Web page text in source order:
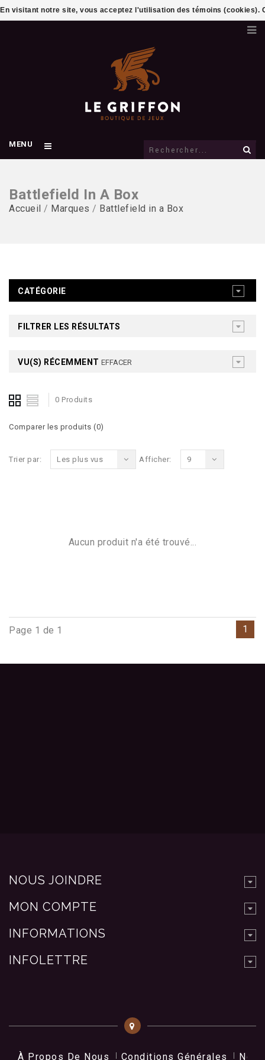
MENU
Battlefield In A Box
Accueil / Marques / Battlefield in a Box
CATÉGORIE
FILTRER LES RÉSULTATS
VU(S) RÉCEMMENT EFFACER
0 Produits
Comparer les produits (0)
Trier par: Les plus vus Afficher: 9
Aucun produit n'a été trouvé...
Page 1 de 1 1
NOUS JOINDRE
MON COMPTE
INFORMATIONS
INFOLETTRE
À Propos De Nous Conditions Générales Nos
En visitant notre site, vous acceptez l'utilisation des témoins